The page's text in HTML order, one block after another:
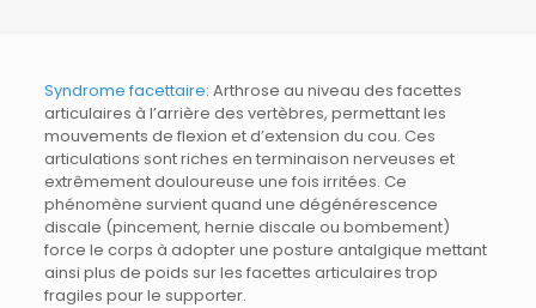
Syndrome facettaire: Arthrose au niveau des facettes
articulaires à l’arrière des vertèbres, permettant les
mouvements de flexion et d’extension du cou. Ces
articulations sont riches en terminaison nerveuses et
extrêmement douloureuse une fois irritées. Ce
phénomène survient quand une dégénérescence
discale (pincement, hernie discale ou bombement)
force le corps à adopter une posture antalgique mettant
ainsi plus de poids sur les facettes articulaires trop
fragiles pour le supporter.